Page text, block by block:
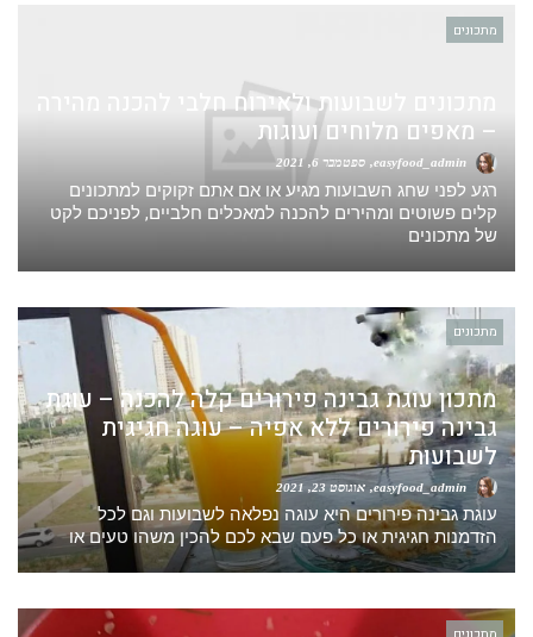
מתכונים
מתכונים לשבועות ולאירוח חלבי להכנה מהירה
– מאפים מלוחים ועוגות
ספטמבר 6, 2021
רגע לפני שחג השבועות מגיע או אם אתם זקוקים למתכונים
קלים פשוטים ומהירים להכנה למאכלים חלביים, לפניכם לקט
של מתכונים
מתכונים
מתכון עוגת גבינה פירורים קלה להכנה – עוגת
גבינה פירורים ללא אפיה – עוגה חגיגית
לשבועות
אוגוסט 23, 2021
עוגת גבינה פירורים היא עוגה נפלאה לשבועות וגם לכל
הזדמנות חגיגית או כל פעם שבא לכם להכין משהו טעים או